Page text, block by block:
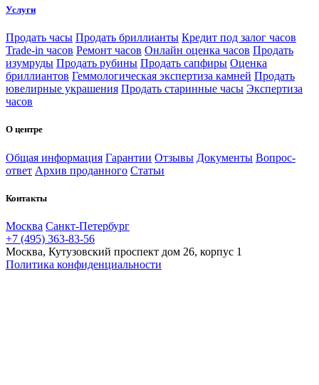
Услуги
Продать часы Продать бриллианты Кредит под залог часов
Trade-in часов Ремонт часов Онлайн оценка часов Продать
изумруды Продать рубины Продать сапфиры Оценка
бриллиантов Геммологическая экспертиза камней Продать
ювелирные украшения Продать старинные часы Экспертиза
часов
О центре
Общая информация Гарантии Отзывы Документы Вопрос-
ответ Архив проданного Статьи
Контакты
Москва Санкт-Петербург
+7 (495) 363-83-56
Москва, Кутузовский проспект дом 26, корпус 1
Политика конфиденциальности